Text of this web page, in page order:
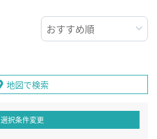
地図で検索
選択条件変更